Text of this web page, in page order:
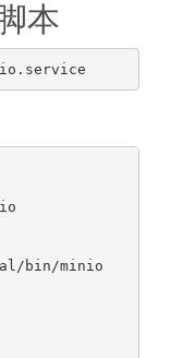
本
bin/minio